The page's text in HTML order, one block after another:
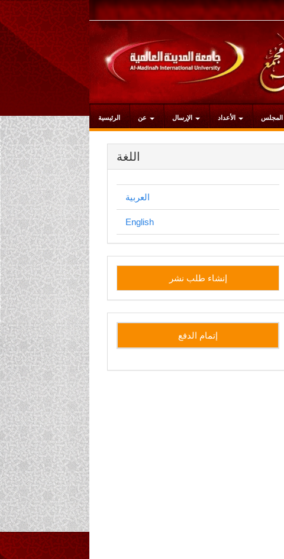
التنقل
الرئيسي
المحتوى
الرئيسي
الشريط
الجانبي
الرئيسية عن الأعداد
اللغة
العربية
English
إنشاء
طلب
نشر
إنشاء طلب نشر
side
إتمام الدفع